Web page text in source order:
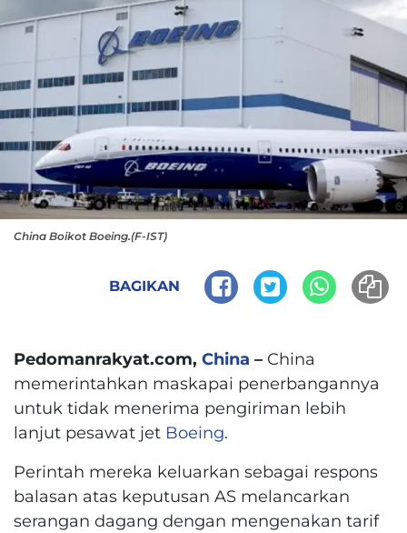
China Boikot Boeing.(F-IST)
BAGIKAN
Pedomanrakyat.com, China – China
memerintahkan maskapai penerbangannya
untuk tidak menerima pengiriman lebih
lanjut pesawat jet Boeing.
Perintah mereka keluarkan sebagai respons
balasan atas keputusan AS melancarkan
serangan dagang dengan mengenakan tarif